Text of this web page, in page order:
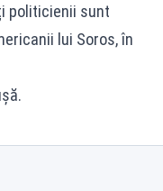
politicienii sunt
lui Soros, în